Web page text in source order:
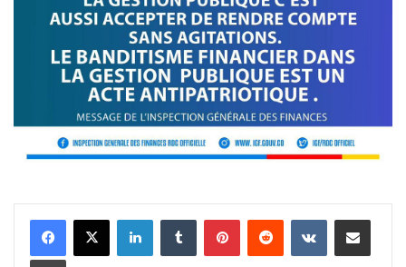
LinkedinTumblr PinterestReddit VKontaktePartager par email
Imprimer